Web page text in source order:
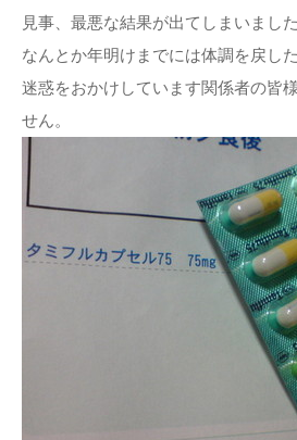
見事、最悪な結果が出てしまいました
なんとか年明けまでには体調を戻した
迷惑をおかけしています関係者の皆
せん。